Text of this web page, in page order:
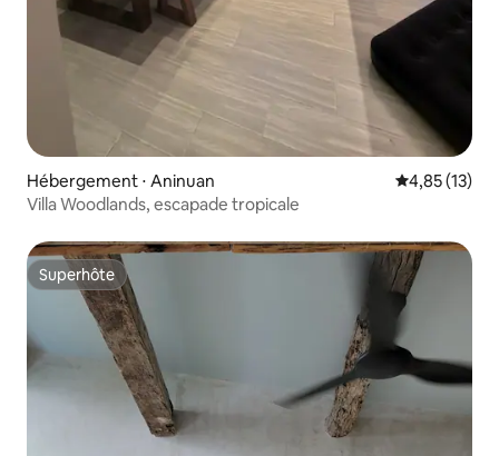
Hébergement ⋅ Aninuan Évaluation
4,85 (13)
Villa Woodlands, escapade tropicale
Superhôte
Superhôte